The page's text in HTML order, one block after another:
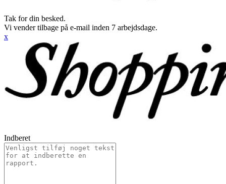
Tak for din besked.
Vi vender tilbage på e-mail inden 7 arbejdsdage.
x
Indberet